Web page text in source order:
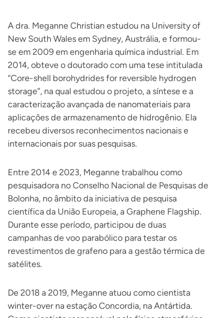
A dra. Meganne Christian estudou na University of
New South Wales em Sydney, Austrália, e formou-
se em 2009 em engenharia química industrial. Em
2014, obteve o doutorado com uma tese intitulada
“Core-shell borohydrides for reversible hydrogen
storage”, na qual estudou o projeto, a síntese e a
caracterização avançada de nanomateriais para
aplicações de armazenamento de hidrogênio. Ela
recebeu diversos reconhecimentos nacionais e
internacionais por suas pesquisas.
Entre 2014 e 2023, Meganne trabalhou como
pesquisadora no Conselho Nacional de Pesquisas de
Bolonha, no âmbito da iniciativa de pesquisa
científica da União Europeia, a Graphene Flagship.
Durante esse período, participou de duas
campanhas de voo parabólico para testar os
revestimentos de grafeno para a gestão térmica de
satélites.
De 2018 a 2019, Meganne atuou como cientista
winter-over na estação Concordia, na Antártida.